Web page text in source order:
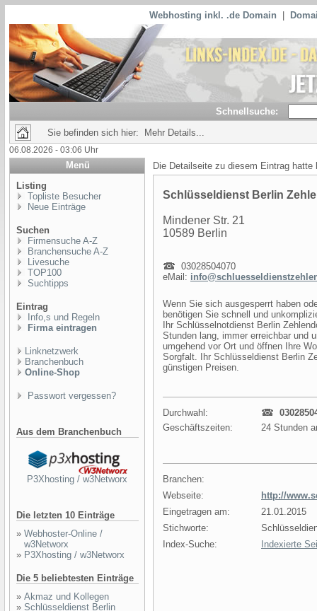
Webhosting inkl. .de Domain
Schnellsuche:
Sie befinden sich hier: Mehr Details...
06.08.2026 - 03:06 Uhr
Menü
Listing
Topliste Besucher
Neue Einträge
Suchen
Firmensuche A-Z
Branchensuche A-Z
Livesuche
TOP100
Suchtipps
Eintrag
Info,s und Regeln
Firma eintragen
Linknetzwerk
Branchenbuch
Online-Shop
Passwort vergessen?
Aus dem Branchenbuch
P3Xhosting / w3Networx
Die letzten 10 Einträge
» Webhoster-Online /
w3Networx
» P3Xhosting / w3Networx
Die 5 beliebtesten Einträge
» Akmaz und Kollegen
» Schlüsseldienst Berlin
Die Detailseite zu diesem Eintrag
Schlüsseldienst Berlin
Mindener Str. 21
10589 Berlin
03028504070
eMail:
Wenn Sie sich ausgesperrt haben
benötigen Sie schnell und
Ihr Schlüsselnotdienst Berlin
Stunden lang, immer erreichbar und
umgehend vor Ort und öffnen Ihre
Sorgfalt. Ihr Schlüsseldienst Berlin
günstigen Preisen.
Durchwahl:
Geschäftszeiten:
24 Stunden
Branchen:
Webseite:
http://
Eingetragen am:
21.01.2015
Stichworte:
Index-Suche:
Indexierte